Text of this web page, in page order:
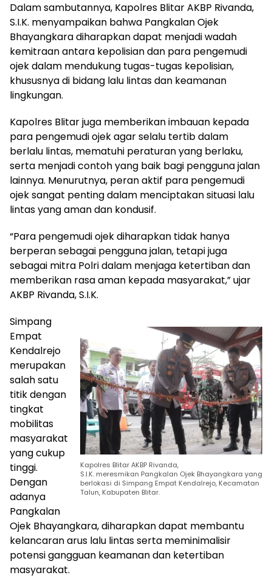
Dalam sambutannya, Kapolres Blitar AKBP Rivanda,
S.I.K. menyampaikan bahwa Pangkalan Ojek
Bhayangkara diharapkan dapat menjadi wadah
kemitraan antara kepolisian dan para pengemudi
ojek dalam mendukung tugas-tugas kepolisian,
khususnya di bidang lalu lintas dan keamanan
lingkungan.
Kapolres Blitar juga memberikan imbauan kepada
para pengemudi ojek agar selalu tertib dalam
berlalu lintas, mematuhi peraturan yang berlaku,
serta menjadi contoh yang baik bagi pengguna jalan
lainnya. Menurutnya, peran aktif para pengemudi
ojek sangat penting dalam menciptakan situasi lalu
lintas yang aman dan kondusif.
“Para pengemudi ojek diharapkan tidak hanya
berperan sebagai pengguna jalan, tetapi juga
sebagai mitra Polri dalam menjaga ketertiban dan
memberikan rasa aman kepada masyarakat,” ujar
AKBP Rivanda, S.I.K.
Kapolres Blitar AKBP Rivanda,
S.I.K. meresmikan Pangkalan Ojek Bhayangkara yang
berlokasi di Simpang Empat Kendalrejo, Kecamatan
Talun, Kabupaten Blitar.
Simpang
Empat
Kendalrejo
merupakan
salah satu
titik dengan
tingkat
mobilitas
masyarakat
yang cukup
tinggi.
Dengan
adanya
Pangkalan
Ojek Bhayangkara, diharapkan dapat membantu
kelancaran arus lalu lintas serta meminimalisir
potensi gangguan keamanan dan ketertiban
masyarakat.